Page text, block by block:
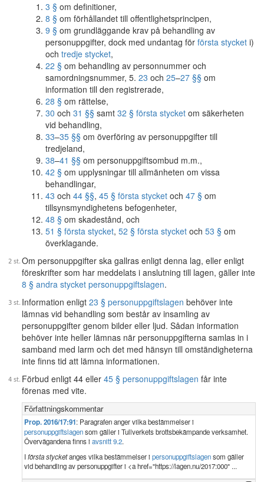
3 § om definitioner,
8 § om förhållandet till offentlighetsprincipen,
9 § om grundläggande krav på behandling av
personuppgifter, dock med undantag för första stycket i)
och tredje stycket,
22 § om behandling av personnummer och
samordningsnummer, 5. 23 och 25–27 §§ om
information till den registrerade,
28 § om rättelse,
30 och 31 §§ samt 32 § första stycket om säkerheten
vid behandling,
33–35 §§ om överföring av personuppgifter till
tredjeland,
38–41 §§ om personuppgiftsombud m.m.,
42 § om upplysningar till allmänheten om vissa
behandlingar,
43 och 44 §§, 45 § första stycket och 47 § om
tillsynsmyndighetens befogenheter,
48 § om skadestånd, och
51 § första stycket, 52 § första stycket och 53 § om
överklagande.
Om personuppgifter ska gallras enligt denna lag, eller enligt
föreskrifter som har meddelats i anslutning till lagen, gäller inte
8 § andra stycket personuppgiftslagen.
Information enligt 23 § personuppgiftslagen behöver inte
lämnas vid behandling som består av insamling av
personuppgifter genom bilder eller ljud. Sådan information
behöver inte heller lämnas när personuppgifterna samlas in i
samband med larm och det med hänsyn till omständigheterna
inte finns tid att lämna informationen.
Förbud enligt 44 eller 45 § personuppgiftslagen får inte
förenas med vite.
Författningskommentar
Prop. 2016/17:91: Paragrafen anger vilka bestämmelser i
personuppgiftslagensom gäller i Tullverkets brottsbekämpande verksamhet.
Övervägandena finns i avsnitt 9.2.
Iförsta stycketanges vilka bestämmelser i personuppgiftslagensom gäller
vid behandling av personuppgifter i <a href="https://lagen.nu/2017:000" ...